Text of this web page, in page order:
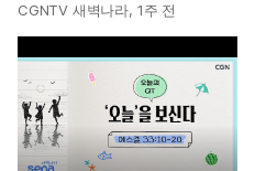
CGNTV 새벽나라, 1주 전